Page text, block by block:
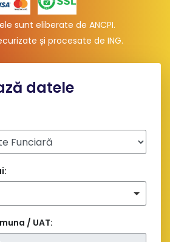
sunt eliberate de ANCPI.
și procesate de ING.
datele
/ UAT: